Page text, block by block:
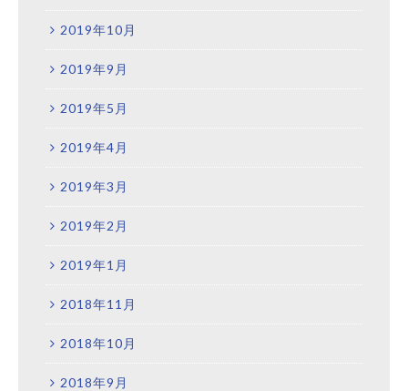
2019年10月
2019年9月
2019年5月
2019年4月
2019年3月
2019年2月
2019年1月
2018年11月
2018年10月
2018年9月